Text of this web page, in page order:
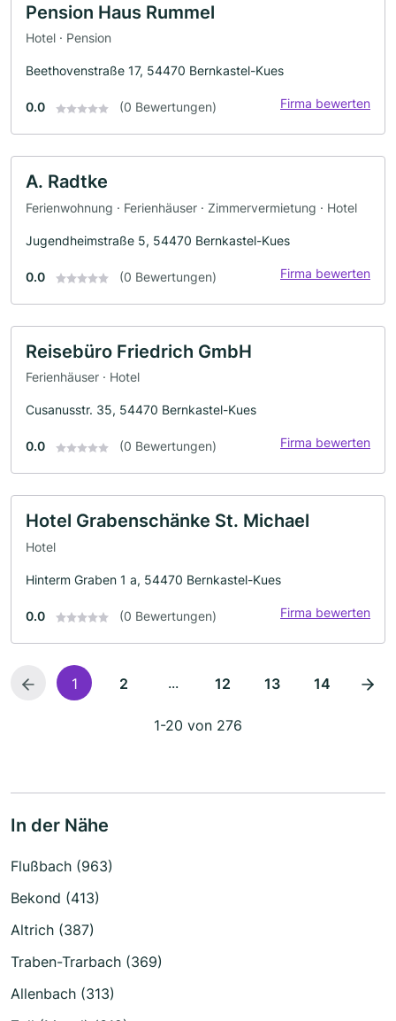
Pension Haus Rummel
Hotel · Pension
Beethovenstraße 17, 54470 Bernkastel-Kues
0.0 (0 Bewertungen) Firma bewerten
A. Radtke
Ferienwohnung · Ferienhäuser · Zimmervermietung · Hotel
Jugendheimstraße 5, 54470 Bernkastel-Kues
0.0 (0 Bewertungen) Firma bewerten
Reisebüro Friedrich GmbH
Ferienhäuser · Hotel
Cusanusstr. 35, 54470 Bernkastel-Kues
0.0 (0 Bewertungen) Firma bewerten
Hotel Grabenschänke St. Michael
Hotel
Hinterm Graben 1 a, 54470 Bernkastel-Kues
0.0 (0 Bewertungen) Firma bewerten
1 2 ... 12 13 14
1-20 von 276
In der Nähe
Flußbach (963)
Bekond (413)
Altrich (387)
Traben-Trarbach (369)
Allenbach (313)